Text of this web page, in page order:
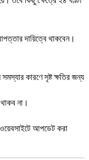
দায়িত্বে থাকবেন।
কারণে সৃষ্ট ক্ষতির জন্য
না।
আপডেট করা